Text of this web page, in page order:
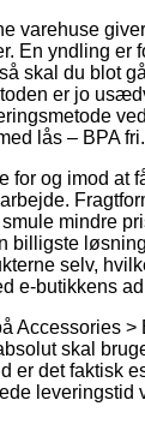
varehuse
En yndling
skal du blot
er jo
lås – BPA fri.
for og imod at
mindre
billigste
selv,
e-butikkens
Accessories >
skal
er det faktisk
leveringstid